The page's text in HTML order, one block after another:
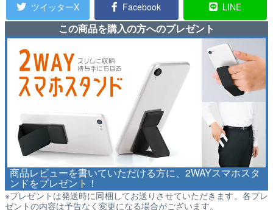
ツイッターX
Facebook LINE
この商品を購入の方へのプレゼント
商品レビューを書いていただける方に、2WAYスマホスタ
ンドをプレゼント！
※プレゼントは発送時に同梱してお送りさせていただきます。各プレ
ゼントの内容は予告なく変更になる場合がございます。